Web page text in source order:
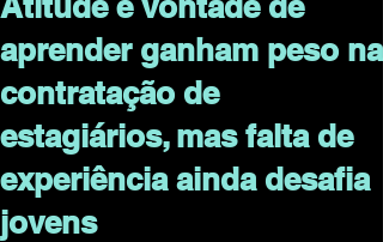
aprender ganham peso na
contratação de
estagiários, mas falta de
experiência ainda desafia
jovens